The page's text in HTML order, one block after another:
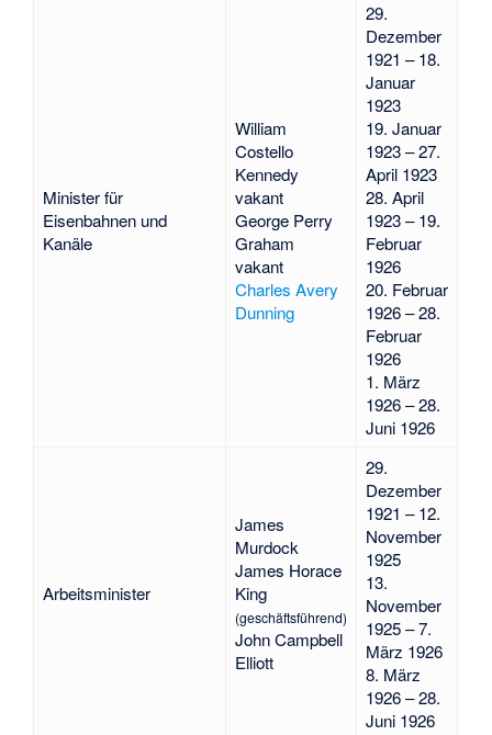
Minister für
Eisenbahnen und
Kanäle
William
Costello
Kennedy
vakant
George Perry
Graham
vakant
Charles Avery
Dunning
29.
Dezember
1921 – 18.
Januar
1923
19. Januar
1923 – 27.
April 1923
28. April
1923 – 19.
Februar
1926
20. Februar
1926 – 28.
Februar
1926
1. März
1926 – 28.
Juni 1926
Arbeitsminister
James
Murdock
James Horace
King
(geschäftsführend)
John Campbell
Elliott
29.
Dezember
1921 – 12.
November
1925
13.
November
1925 – 7.
März 1926
8. März
1926 – 28.
Juni 1926